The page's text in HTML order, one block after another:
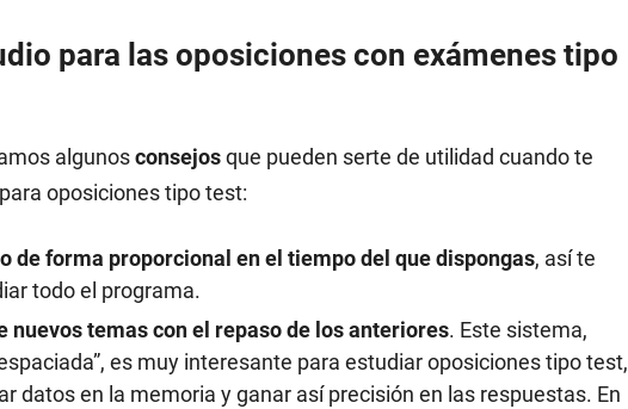
para las oposiciones con exámenes tipo
algunosconsejosque pueden serte de utilidad cuando te
oposiciones tipo test:
de forma proporcional en el tiempo del que dispongas, así te
todo el programa.
nuevos temas con el repaso de los anteriores. Este sistema,
es muy interesante para estudiar oposiciones tipo test,
datos en la memoria y ganar así precisión en las respuestas. En